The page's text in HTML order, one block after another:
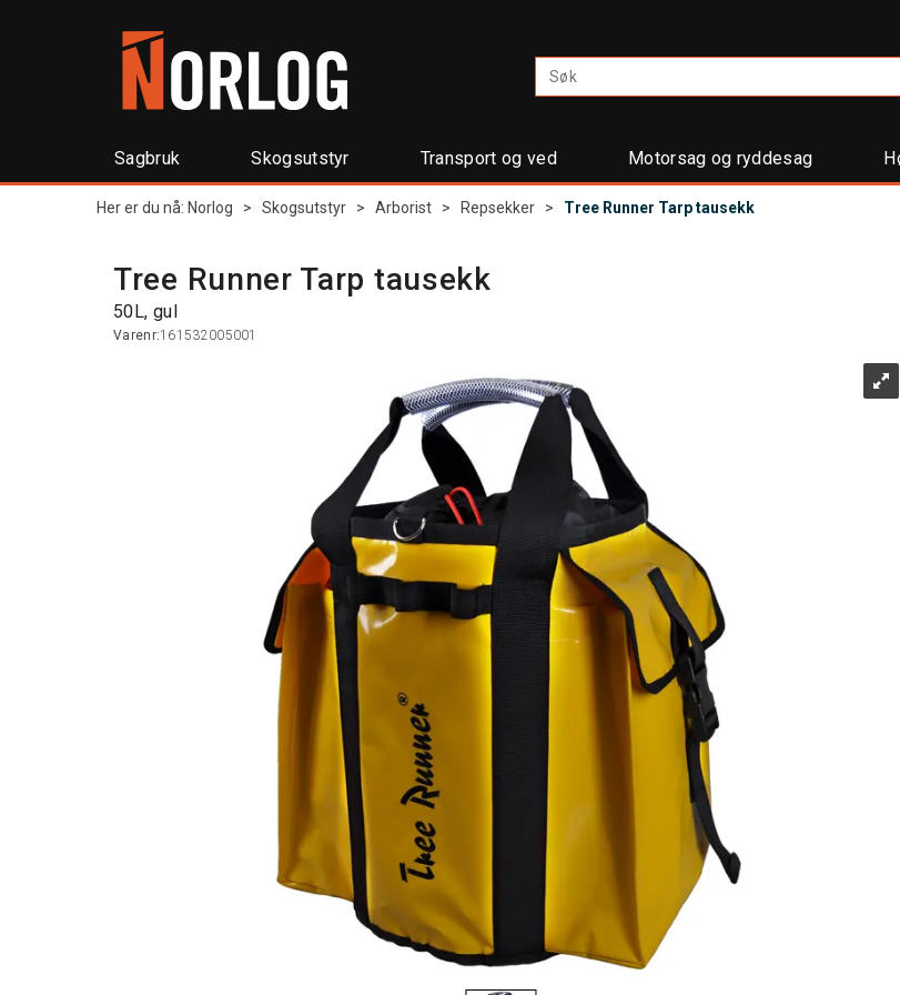
Sagbruk Skogsutstyr Transport og ved Motorsag og ryddesag
Her er du nå: Norlog > Skogsutstyr > Arborist > Repsekker > Tree Runner Tarp tausekk
Tree Runner Tarp tausekk
50L, gul
Varenr:161532005001